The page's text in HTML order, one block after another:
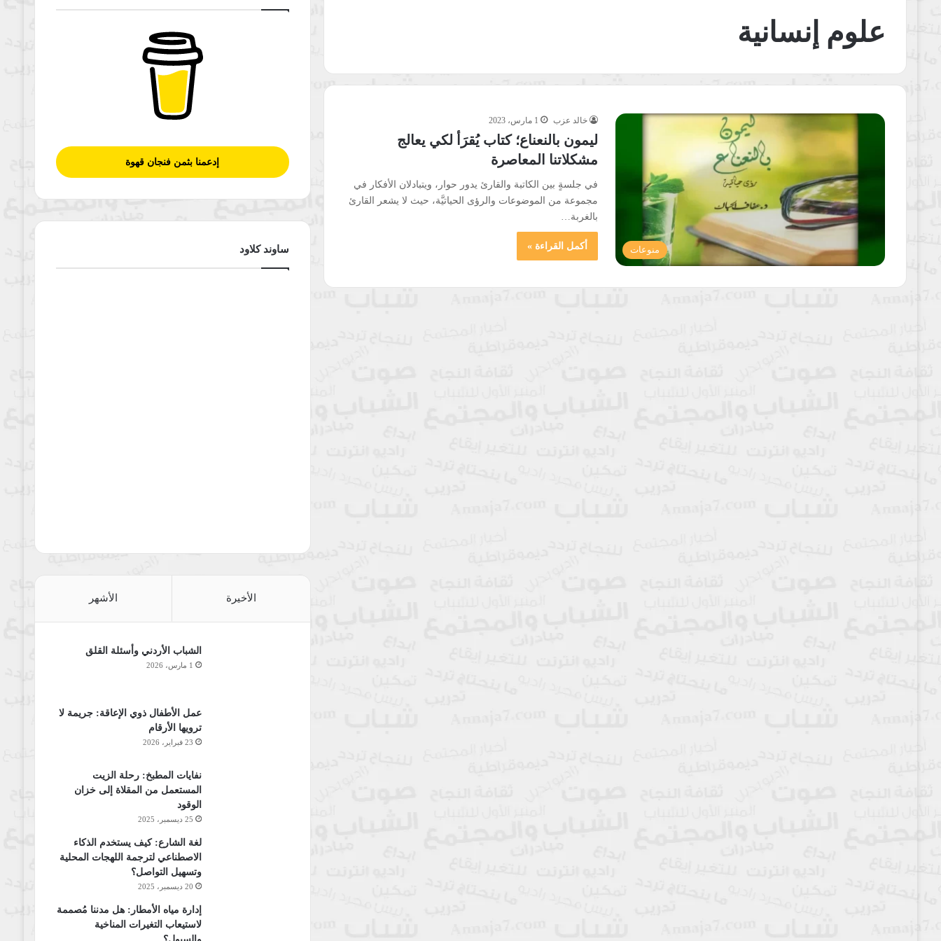
علوم إنسانية
منوعات
خالد عزب 1 مارس، 2023
ليمون بالنعناع؛ كتاب يُقرَأ لكي يعالج
مشكلاتنا المعاصرة
في جلسةٍ بين الكاتبة والقارئ يدور حوار، ويتبادلان الأفكار في
مجموعة من الموضوعات والرؤى الحياتيَّة، حيث لا يشعر القارئ
بالغربة…
أكمل القراءة »
إدعمنا بثمن فنجان قهوة
ساوند كلاود
الأخيرة الأشهر
الشباب الأردني وأسئلة القلق
1 مارس، 2026
عمل الأطفال ذوي الإعاقة: جريمة لا
ترويها الأرقام
23 فبراير، 2026
نفايات المطبخ: رحلة الزيت
المستعمل من المقلاة إلى خزان
الوقود
25 ديسمبر، 2025
لغة الشارع: كيف يستخدم الذكاء
الاصطناعي لترجمة اللهجات المحلية
وتسهيل التواصل؟
20 ديسمبر، 2025
إدارة مياه الأمطار: هل مدننا مُصممة
لاستيعاب التغيرات المناخية